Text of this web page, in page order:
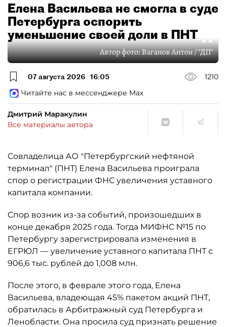
Елена Васильева не смогла в суде
Петербурга оспорить
уменьшение своей доли в ПНТ
Автор фото:Ваганов Антон / "ДП"
07 августа 2026 16:05
1210
Читайте нас в мессенджере Max
Дмитрий Маракулин
Все материалы автора
Совладелица АО "Петербургский нефтяной
терминал" (ПНТ) Елена Васильева проиграла
спор о регистрации ФНС увеличения уставного
капитала компании.
Спор возник из-за событий, произошедших в
конце декабря 2025 года. Тогда МИФНС №15 по
Петербургу зарегистрировала изменения в
ЕГРЮЛ — увеличение уставного капитала ПНТ с
906,6 тыс. рублей до 1,008 млн.
После этого, в феврале этого года, Елена
Васильева, владеющая 45% пакетом акций ПНТ,
обратилась в Арбитражный суд Петербурга и
Ленобласти. Она просила суд признать решение